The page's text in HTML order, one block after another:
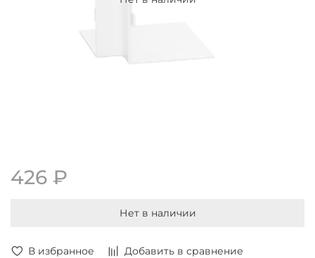
В избранное Добавить в сравнение
426 ₽
Нет в наличии